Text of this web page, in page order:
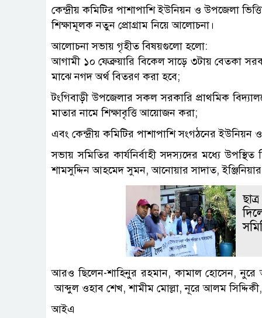
কেন্দ্রীয় কমিটির পাশাপাশি ইউনিয়ন ও উপজেলা
শিক্ষামূলক নতুন প্রোগ্রাম নিয়ে আলোচনা।
আলোচনা সভায় গৃহীত বিষয়গুলো হলো:
আগামী ১০ ফেব্রুয়ারি বিকেল সাড়ে ৩টায় বেতকা
মাঝে নগদ অর্থ বিতরণ করা হবে;
টংগিবাড়ী উপজেলার সকল সরকারি প্রাথমিক
মাতার নামে শিক্ষাবৃত্তি আয়োজন করা;
এবং কেন্দ্রীয় কমিটির পাশাপাশি সংগঠনের
সভায় সমিতির কার্যনির্বাহী সদস্যদের মধ্যে
শামসুদ্দিন আহমেদ সুমন, আনোয়ার সাদাত,
আরও ছিলেন-শাহিনুর রহমান, কামাল হোসেন,
আব্দুল ওহাব শেখ, শামীম মোল্লা, নূরে আলম
আইএ